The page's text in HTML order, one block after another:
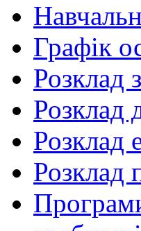
Графік
Розклад
Розклад
Розклад
Розклад